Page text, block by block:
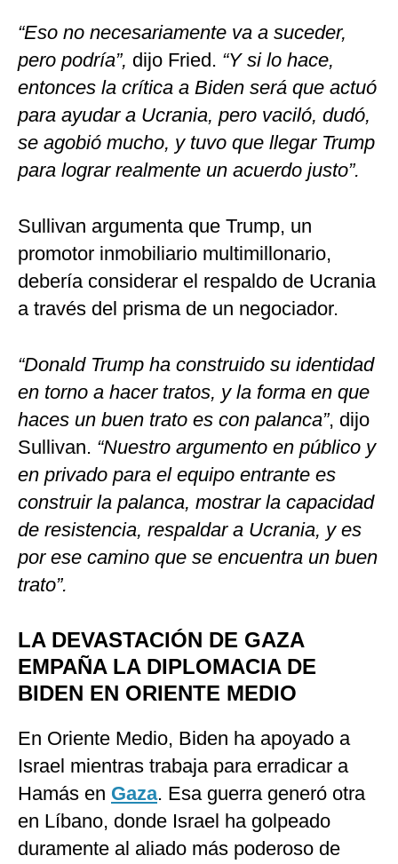
“Eso no necesariamente va a suceder,
pero podría”, dijo Fried. “Y si lo hace,
entonces la crítica a Biden será que actuó
para ayudar a Ucrania, pero vaciló, dudó,
se agobió mucho, y tuvo que llegar Trump
para lograr realmente un acuerdo justo”.
Sullivan argumenta que Trump, un
promotor inmobiliario multimillonario,
debería considerar el respaldo de Ucrania
a través del prisma de un negociador.
“Donald Trump ha construido su identidad
en torno a hacer tratos, y la forma en que
haces un buen trato es con palanca”, dijo
Sullivan. “Nuestro argumento en público y
en privado para el equipo entrante es
construir la palanca, mostrar la capacidad
de resistencia, respaldar a Ucrania, y es
por ese camino que se encuentra un buen
trato”.
LA DEVASTACIÓN DE GAZA
EMPAÑA LA DIPLOMACIA DE
BIDEN EN ORIENTE MEDIO
En Oriente Medio, Biden ha apoyado a
Israel mientras trabaja para erradicar a
Hamás en Gaza. Esa guerra generó otra
en Líbano, donde Israel ha golpeado
duramente al aliado más poderoso de